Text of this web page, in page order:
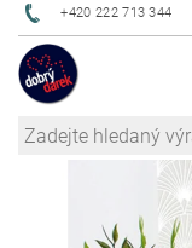
+420 222 713 344